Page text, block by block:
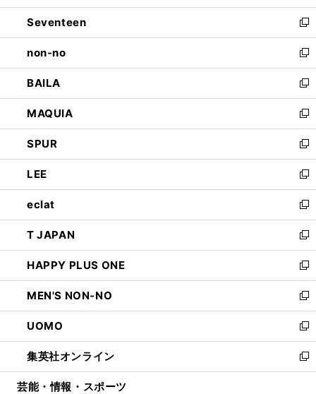
開
く
ウ
で
開
く
ン
ド
ウ
で
開
く
Seventeen
新
し
い
ウ
ィ
ン
ド
ウ
で
開
く
non-no
新
し
い
ウ
ィ
ン
ド
ウ
で
開
く
BAILA
新
し
い
ウ
ィ
ン
ド
ウ
で
開
く
MAQUIA
新
し
い
ウ
ィ
ン
ド
ウ
で
開
く
SPUR
新
し
い
ウ
ィ
ン
ド
ウ
で
開
く
LEE
新
し
い
ウ
ィ
ン
ド
ウ
で
開
く
eclat
新
し
い
ウ
ィ
ン
ド
ウ
で
開
く
T JAPAN
新
し
い
ウ
ィ
ン
ド
ウ
で
開
HAPPY PLUS ONE
新
し
い
ウ
ィ
ン
ド
ウ
MEN'S NON-NO
新
し
い
ウ
ィ
ン
UOMO
新
し
い
ウ
集英社オンライン
新
し
芸能・情報・スポーツ